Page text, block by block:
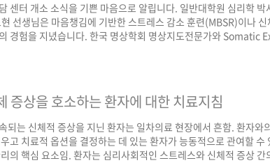
센터 개소 소식을 기쁜 마음으로 알립니다. 일반대학원 심리학
선생님은 마음챙김에 기반한 스트레스 감소 훈련(MBSR)이나
경험을 지녔습니다. 한국 명상학회 명상지도전문가와
원 상담심리 전공으로 박사를 수료하셨습니다. 아주대 학생상담
증상을 호소하는 환자에 대한 치료지침
되는 신체적 증상을 지닌 환자는 일차의료 현장에서 흔함. 환자와
고 치료적 옵션을 결정하는 데 있는 환자가 능동적으로 관여할
의 핵심 요소임. 환자는 심리사회적인 스트레스와 신체적 증상